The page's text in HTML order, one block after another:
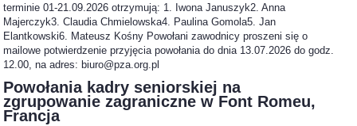
terminie 01-21.09.2026 otrzymują: 1. Iwona Januszyk2. Anna
Majerczyk3. Claudia Chmielowska4. Paulina Gomola5. Jan
Elantkowski6. Mateusz Kośny Powołani zawodnicy proszeni się o
mailowe potwierdzenie przyjęcia powołania do dnia 13.07.2026 do godz.
12.00, na adres: biuro@pza.org.pl
Powołania kadry seniorskiej na
zgrupowanie zagraniczne w Font Romeu,
Francja